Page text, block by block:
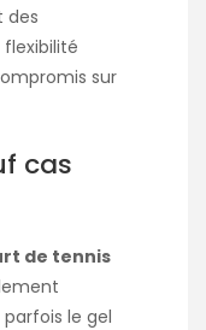
des
sur
cas
de tennis
le gel